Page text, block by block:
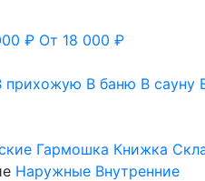
₽ От 18 000 ₽
прихожую В баню В сауну
Гармошка Книжка
Наружные Внутренние